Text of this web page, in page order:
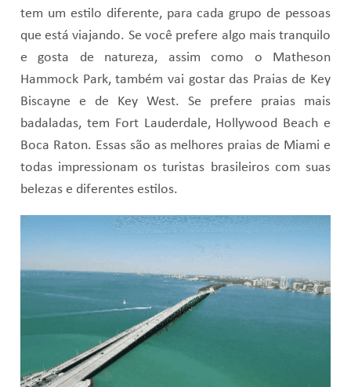
tem um estilo diferente, para cada grupo de pessoas
que está viajando. Se você prefere algo mais tranquilo
e gosta de natureza, assim como o Matheson
Hammock Park, também vai gostar das Praias de Key
Biscayne e de Key West. Se prefere praias mais
badaladas, tem Fort Lauderdale, Hollywood Beach e
Boca Raton. Essas são as melhores praias de Miami e
todas impressionam os turistas brasileiros com suas
belezas e diferentes estilos.